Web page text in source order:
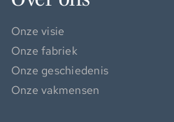
Onze visie
Onze fabriek
Onze geschiedenis
Onze vakmensen